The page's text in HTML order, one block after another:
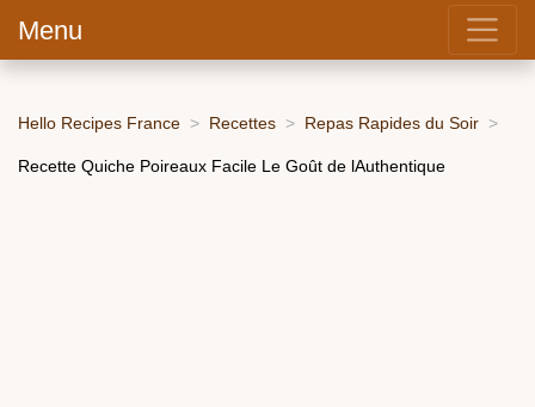
Menu
Hello Recipes France Recettes Repas Rapides du Soir
Recette Quiche Poireaux Facile Le Goût de lAuthentique